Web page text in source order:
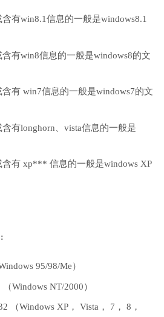
有win8.1信息的一般是windows8.1
有win8信息的一般是windows8的文
有 win7信息的一般是windows7的文
有longhorn、vista信息的一般是
含有 xp*** 信息的一般是windows XP
95/98/Me）
Windows NT/2000）
（Windows XP， Vista， 7， 8，